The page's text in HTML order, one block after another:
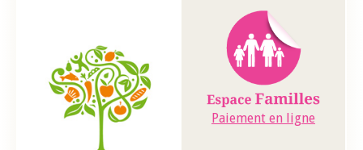
Paiement en ligne